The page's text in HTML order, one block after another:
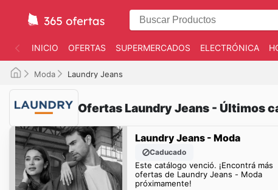
INICIO OFERTAS SUPERMERCADOS ELECTRÓNICA
Moda Laundry Jeans
Ofertas Laundry Jeans - Últimos
Laundry Jeans - Moda
Caducado
Este catálogo venció. ¡Encontrá más
ofertas de Laundry Jeans - Moda
próximamente!